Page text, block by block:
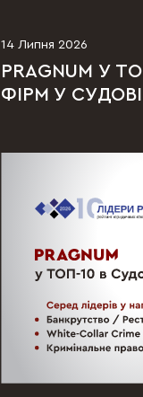
14 Липня 2026
PRAGNUM У
ФІРМ У